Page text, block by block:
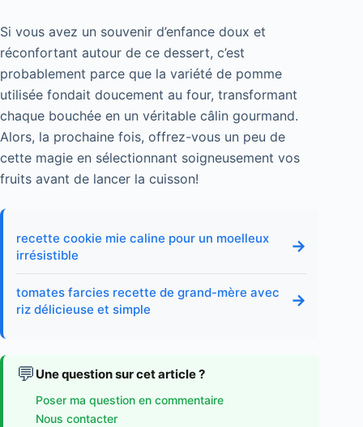
Si vous avez un souvenir d’enfance doux et
réconfortant autour de ce dessert, c’est
probablement parce que la variété de pomme
utilisée fondait doucement au four, transformant
chaque bouchée en un véritable câlin gourmand.
Alors, la prochaine fois, offrez-vous un peu de
cette magie en sélectionnant soigneusement vos
fruits avant de lancer la cuisson!
recette cookie mie caline pour un moelleux
irrésistible
→
tomates farcies recette de grand-mère avec
riz délicieuse et simple
→
💬 Une question sur cet article ?
Poser ma question en commentaire
Nous contacter